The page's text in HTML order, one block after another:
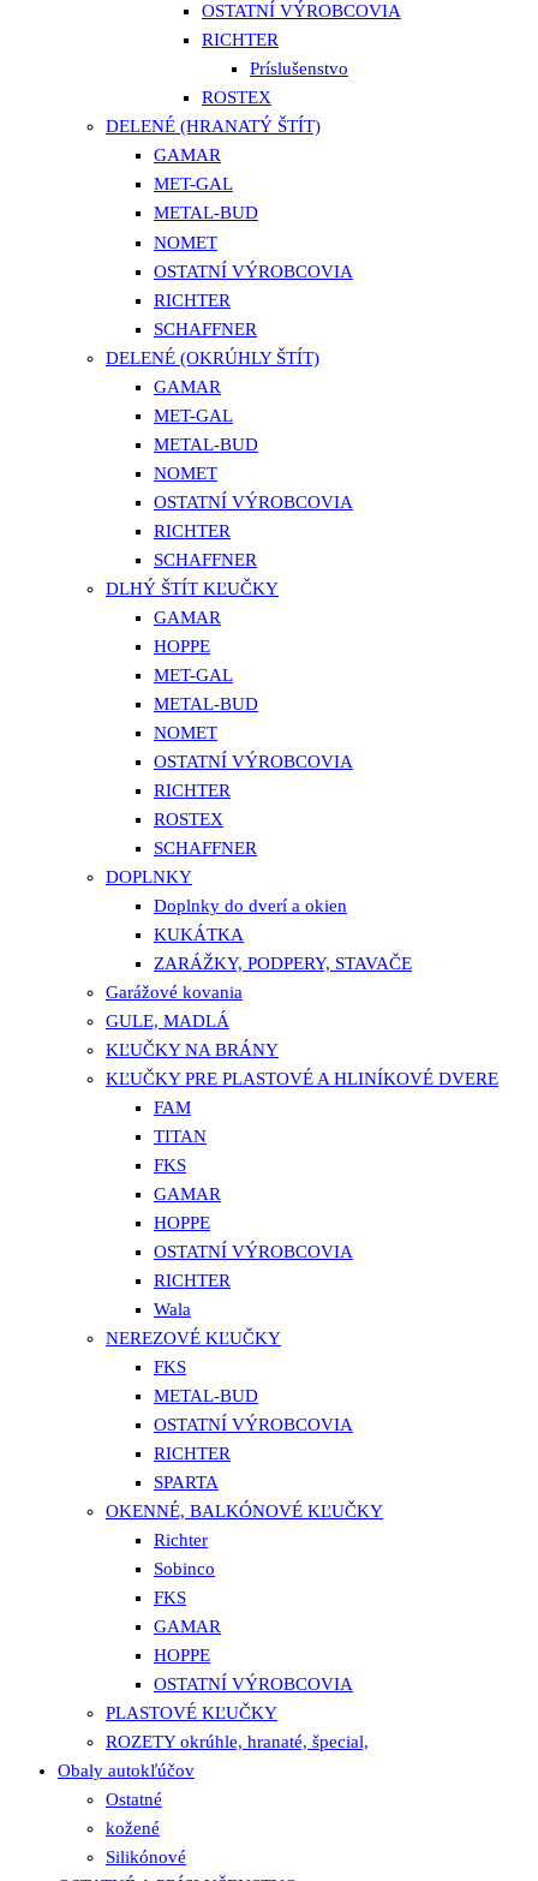
OSTATNÍ VÝROBCOVIA
RICHTER
Príslušenstvo
ROSTEX
DELENÉ (HRANATÝ ŠTÍT)
GAMAR
MET-GAL
METAL-BUD
NOMET
OSTATNÍ VÝROBCOVIA
RICHTER
SCHAFFNER
DELENÉ (OKRÚHLY ŠTÍT)
GAMAR
MET-GAL
METAL-BUD
NOMET
OSTATNÍ VÝROBCOVIA
RICHTER
SCHAFFNER
DLHÝ ŠTÍT KĽUČKY
GAMAR
HOPPE
MET-GAL
METAL-BUD
NOMET
OSTATNÍ VÝROBCOVIA
RICHTER
ROSTEX
SCHAFFNER
DOPLNKY
Doplnky do dverí a okien
KUKÁTKA
ZARÁŽKY, PODPERY, STAVAČE
Garážové kovania
GULE, MADLÁ
KĽUČKY NA BRÁNY
KĽUČKY PRE PLASTOVÉ A HLINÍKOVÉ DVERE
FAM
TITAN
FKS
GAMAR
HOPPE
OSTATNÍ VÝROBCOVIA
RICHTER
Wala
NEREZOVÉ KĽUČKY
FKS
METAL-BUD
OSTATNÍ VÝROBCOVIA
RICHTER
SPARTA
OKENNÉ, BALKÓNOVÉ KĽUČKY
Richter
Sobinco
FKS
GAMAR
HOPPE
OSTATNÍ VÝROBCOVIA
PLASTOVÉ KĽUČKY
ROZETY okrúhle, hranaté, špecial,
Obaly autokľúčov
Ostatné
kožené
Silikónové